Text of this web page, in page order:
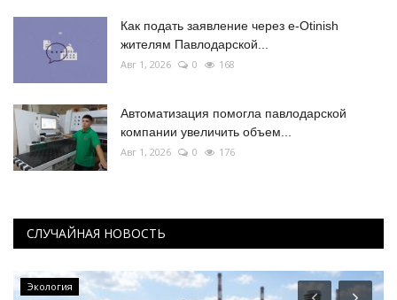
Как подать заявление через e-Otinish
жителям Павлодарской...
Авг 1, 2026 0 168
Автоматизация помогла павлодарской
компании увеличить объем...
Авг 1, 2026 0 176
СЛУЧАЙНАЯ НОВОСТЬ
Экология